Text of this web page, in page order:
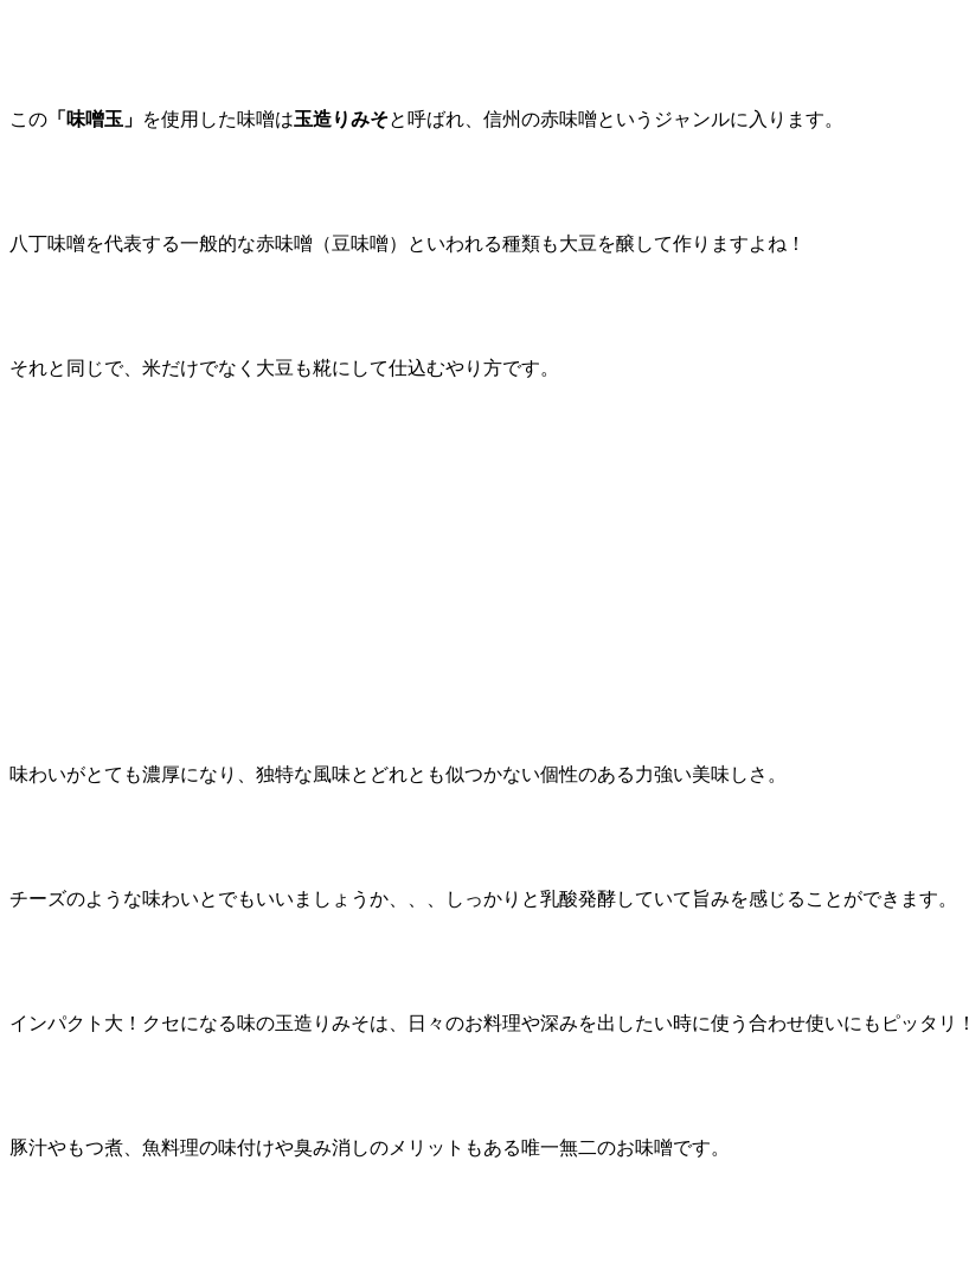
この 「味噌玉」 を使用した味噌は玉造りみそと呼ばれ、信州の赤味噌というジャンルに入ります。
八丁味噌を代表する一般的な赤味噌（豆味噌）といわれる種類も大豆を醸して作りますよね！
それと同じで、米だけでなく大豆も糀にして仕込むやり方です。
味わいがとても濃厚になり、独特な風味とどれとも似つかない個性のある力強い美味しさ。
チーズのような味わいとでもいいましょうか、、、しっかりと乳酸発酵していて旨みを感じることができます。
インパクト大！クセになる味の玉造りみそは、日々のお料理や深みを出したい時に使う合わせ使いにもピッタリ！
豚汁やもつ煮、魚料理の味付けや臭み消しのメリットもある唯一無二のお味噌です。